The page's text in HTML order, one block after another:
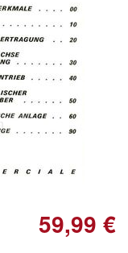
59,99 €